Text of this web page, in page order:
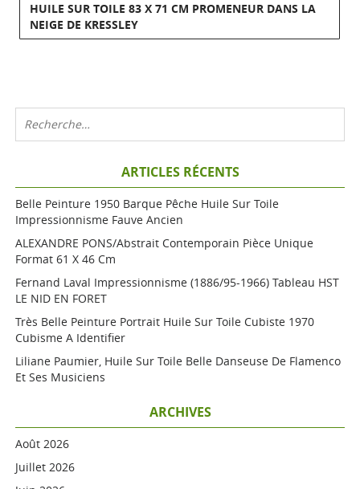
HUILE SUR TOILE 83 X 71 CM PROMENEUR DANS LA
NEIGE DE KRESSLEY
ARTICLES RÉCENTS
Belle Peinture 1950 Barque Pêche Huile Sur Toile
Impressionnisme Fauve Ancien
ALEXANDRE PONS/Abstrait Contemporain Pièce Unique
Format 61 X 46 Cm
Fernand Laval Impressionnisme (1886/95-1966) Tableau HST
LE NID EN FORET
Très Belle Peinture Portrait Huile Sur Toile Cubiste 1970
Cubisme A Identifier
Liliane Paumier, Huile Sur Toile Belle Danseuse De Flamenco
Et Ses Musiciens
ARCHIVES
Août 2026
Juillet 2026